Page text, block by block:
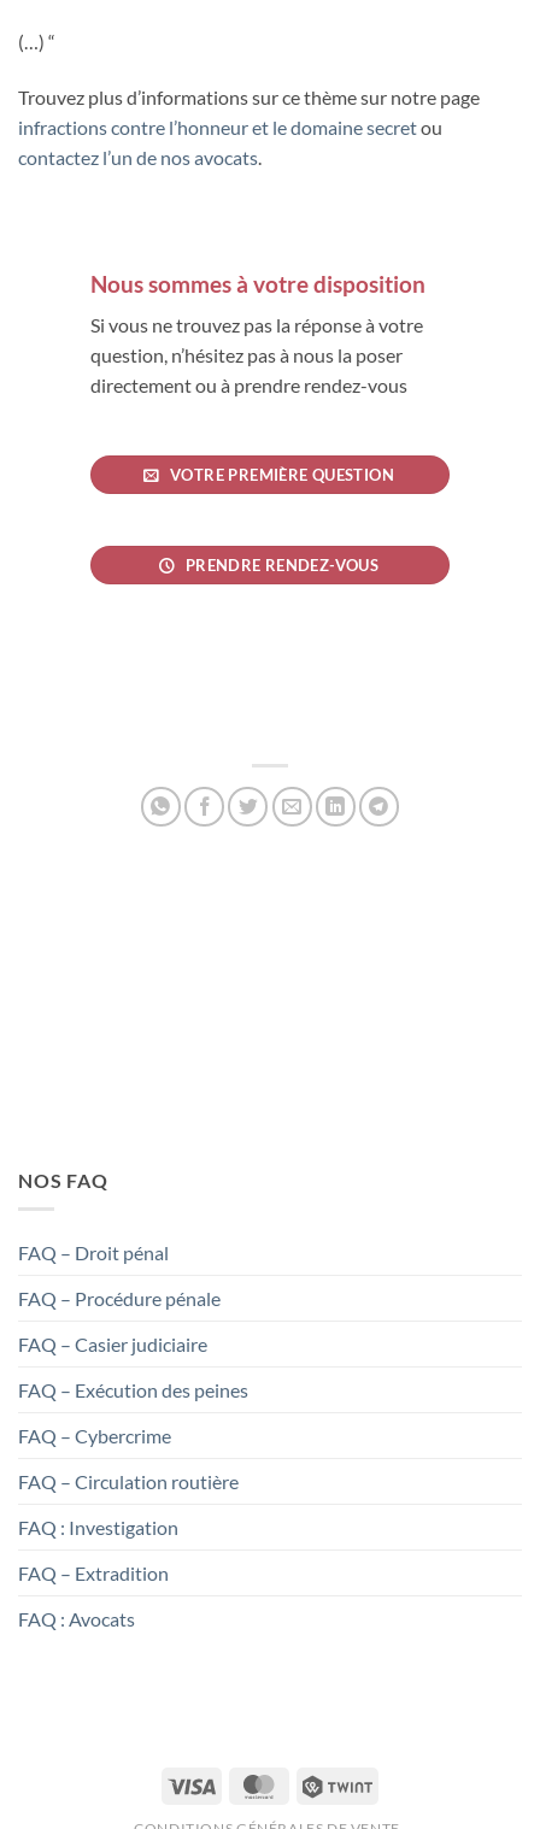
(…) “
Trouvez plus d’informations sur ce thème sur notre page
infractions contre l’honneur et le domaine secretou
contactez l’un de nos avocats.
Nous sommes à votre disposition
Si vous ne trouvez pas la réponse à votre
question, n’hésitez pas à nous la poser
directement ou à prendre rendez-vous
VOTRE PREMIÈRE QUESTION
PRENDRE RENDEZ-VOUS
NOS FAQ
FAQ – Droit pénal
FAQ – Procédure pénale
FAQ – Casier judiciaire
FAQ – Exécution des peines
FAQ – Cybercrime
FAQ – Circulation routière
FAQ : Investigation
FAQ – Extradition
FAQ : Avocats
Visa MasterCardTwint